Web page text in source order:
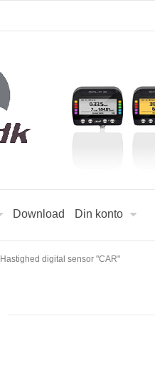
Download Din konto
Hastighed digital sensor "CAR"